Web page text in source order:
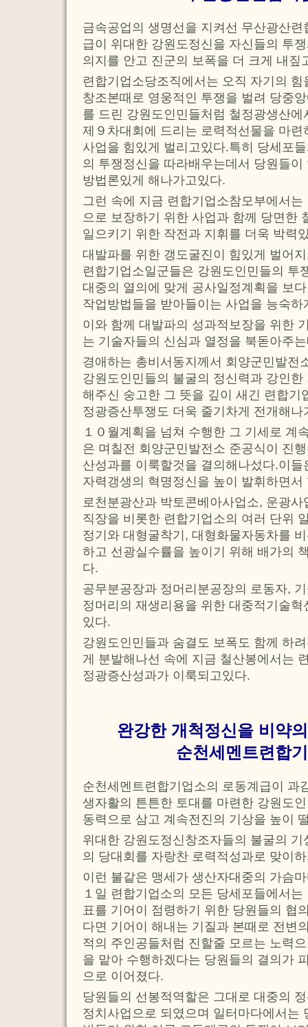
금속공업의 생명선을 지켜선 무산광산
급이 위대한 강원도정신을 자신들의 투
의지를 안고 진군의 보폭을 더 크게 내짚
련합기업소당조직에서는 오직 자기의
창조본때로 영웅적인 투쟁을 벌려 당중
를 드린 강원도인민들처럼 철정광생산
제９차대회에 드리는 로력적선물을 마
사업을 힘있게 벌리고있다.특히 당세포
의 투쟁정신을 따라배우는데서 당원들
방법론있게 해나가고있다.
그런 속에 지금 련합기업소참모부에서
으로 보장하기 위한 사업과 함께 당면한
일으키기 위한 작전과 지휘를 더욱 박력
대발파를 위한 갱도굴진이 힘있게 벌어
련합기업소일군들은 강원도인민들의 투
대중의 열의에 맞게 공사일정계획을 보
작업방법들을 받아들이는 사업을 능숙
이와 함께 대발파의 성과적보장을 위한
는 기술자들의 신심과 열정을 북돋아주
경애하는 총비서동지께서 회양군민발전
강원도인민들의 불굴의 정신력과 강인
해주신 숭고한 그 뜻을 깊이 새긴 련합기
정광증산투쟁도 더욱 줄기차게 전개해나
１０월계획을 넘쳐 수행한 그 기세로 계
은 며칠전 회양군민발전소 준공식이 진
산성과를 이룩할것을 결의해나섰다.이
자력갱생의 혁명정신을 높이 발휘하면
로천분광산과 박토콘베아사업소, 운광
직장을 비롯한 련합기업소의 여러 단위
정기와 대형굴착기, 대형화물자동차를
하고 선광실수률을 높이기 위해 배가의
다.
공무분공장과 정머리분공장의 로동자,
정머리의 재생리용을 위한 대중적기술
있다.
강원도인민들과 숨결도 보폭도 함께 하
게 분발해나선 속에 지금 철산봉에서는
정광증산성과가 이룩되고있다.
완강한 개척정신을 비약
순천세멘트련합
순천세멘트련합기업소의 로동계급이 과
생자활의 튼튼한 토대를 마련한 강원도
동력으로 삼고 계속전진의 기상을 높이
위대한 강원도정신창조자들의 불굴의
의 당대회를 자랑찬 로력적성과로 맞이
이런 불같은 맹세가 생산자대중의 가슴
１일 련합기업소의 모든 당세포들에서
표를 기어이 점령하기 위한 당원들의 협
다면 기어이 해내는 기질과 본때로 전변
적의 주인공들처럼 진할줄 모르는 노력
을 맡아 수행하겠다는 당원들의 결의가
으로 이어졌다.
당원들의 선봉적역할은 그대로 대중의
정치사업으로 되였으며 일터마다에서는